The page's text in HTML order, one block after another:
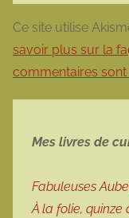
Ce site utilise
savoir plus sur la
commentaires sont
Mes livres de
Fabuleuses
À la folie,